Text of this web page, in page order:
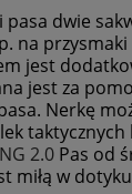
pasa dwie
na przysmaki
jest
jest za
Nerkę
taktycznych
2.0 Pas od
miłą w